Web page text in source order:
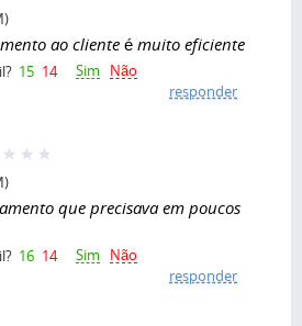
ao cliente é muito eficiente
15 14 Sim
Não
responder
que precisava em poucos
16 14 Sim
Não
responder